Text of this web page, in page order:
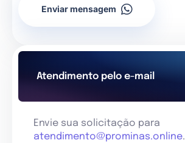
Enviar mensagem
Atendimento pelo e-mail
Envie sua solicitação para
atendimento@prominas.online.